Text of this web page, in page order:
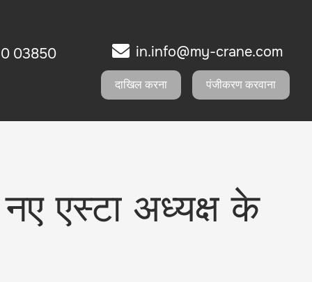
03850 in.info@my-crane.com
दाखिल करना पंजीकरण करवाना
एस्टा अध्यक्ष के